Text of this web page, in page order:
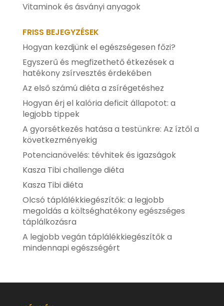
Vitaminok és ásványi anyagok
FRISS BEJEGYZÉSEK
Hogyan kezdjünk el egészségesen főzi?
Egyszerű és megfizethető étkezések a
hatékony zsírvesztés érdekében
Az első számú diéta a zsírégetéshez
Hogyan érj el kalória deficit állapotot: a
legjobb tippek
A gyorsétkezés hatása a testünkre: Az íztől a
következményekig
Potencianövelés: tévhitek és igazságok
Kasza Tibi challenge diéta
Kasza Tibi diéta
Olcsó táplálékkiegészítők: a legjobb
megoldás a költséghatékony egészséges
táplálkozásra
A legjobb vegán táplálékkiegészítők a
mindennapi egészségért